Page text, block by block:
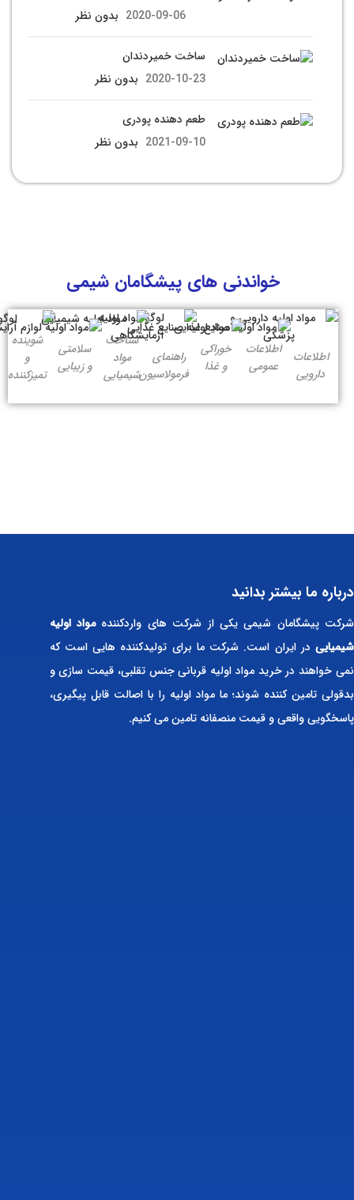
2020-09-06 بدون نظر
ساخت خمیردندان
2020-10-23 بدون نظر
طعم دهنده پودری
2021-09-10 بدون نظر
خواندنی های پیشگامان شیمی
اطلاعات
دارویی
اطلاعات
عمومی
خوراکی
و غذا
راهنمای
فرمولاسیون
شناخت
مواد
شیمیایی
سلامتی
و زیبایی
شوینده
و
تمیزکننده
درباره ما بیشتر بدانید
شرکت پیشگامان شیمی یکی از شرکت های واردکنندهمواد اولیه
شیمیایی در ایران است. شرکت ما برای تولیدکننده هایی است که
نمی خواهند در خرید مواد اولیه قربانی جنس تقلبی، قیمت سازی و
بدقولی تامین کننده شوند؛ ما مواد اولیه را با اصالت قابل پیگیری،
پاسخگویی واقعی و قیمت منصفانه تامین می کنیم.